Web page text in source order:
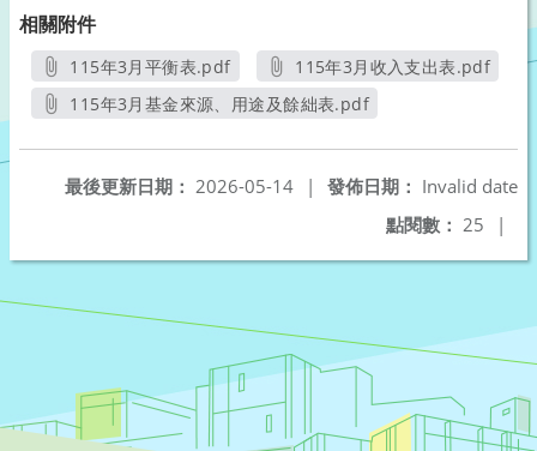
相關附件
115年3月平衡表.pdf
另開新視窗
115年3月收入支出表.pdf
另開新視窗
115年3月基金來源、用途及餘絀表.pdf
發佈日期： Invalid date
最後更新日期： 2026-05-14
|
點閱數： 25 |